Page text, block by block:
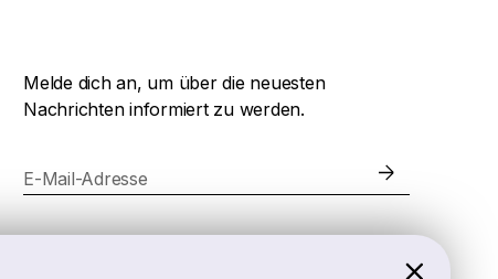
Melde dich an, um über die neuesten
Nachrichten informiert zu werden.
E-Mail-Adresse